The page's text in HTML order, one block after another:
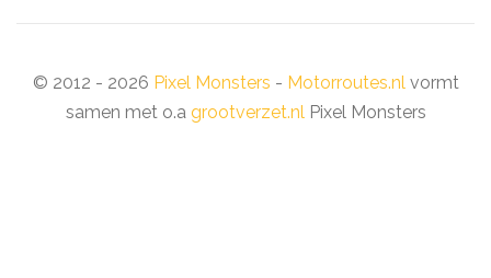
© 2012 - 2026 Pixel Monsters - Motorroutes.nl vormt
samen met o.a grootverzet.nl Pixel Monsters